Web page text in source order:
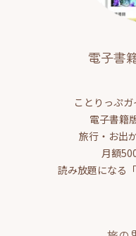
電子書
ことりっぷ
電子書籍
旅行・お出
月額
読み放題になる